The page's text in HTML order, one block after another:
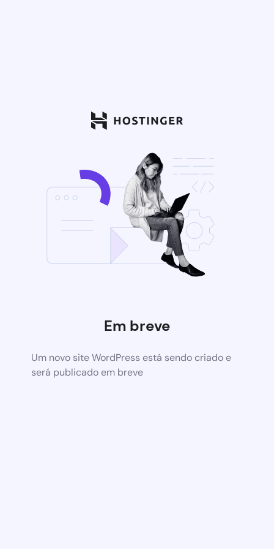
Em breve
Um novo site WordPress está sendo criado e
será publicado em breve